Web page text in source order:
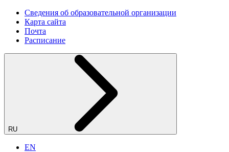
Сведения об образовательной организации
Карта сайта
Почта
Расписание
RU
EN